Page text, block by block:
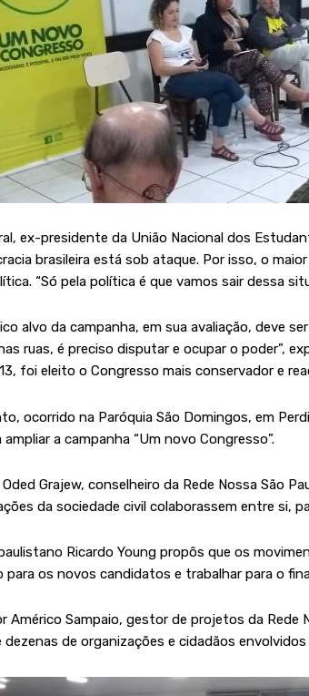
ex-presidente da União Nacional dos
brasileira está sob ataque. Por isso, o
“Só pela política é que vamos sair dessa
alvo da campanha, em sua avaliação, deve
ruas, é preciso disputar e ocupar o poder”,
foi eleito o Congresso mais conservador e
ocorrido na Paróquia São Domingos, em
a campanha “Um novo Congresso”.
Grajew, conselheiro da Rede Nossa São
da sociedade civil colaborassem entre si,
Ricardo Young propôs que os
para os novos candidatos e trabalhar para o
Américo Sampaio, gestor de projetos da Rede
de organizações e cidadãos